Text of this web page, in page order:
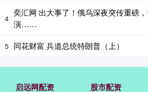
4
奕汇网 出大事了！俄乌深夜突传重磅
演……
5 同花财富 兵道总统特朗普（上）
启远网配资 股市配资